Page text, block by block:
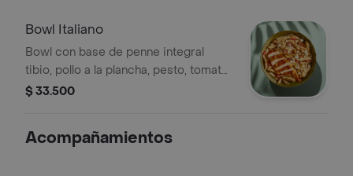
Bowl Italiano
Bowl con base de penne integral
tibio, pollo a la plancha, pesto, tomate
y queso feta.
$ 33.500
Acompañamientos